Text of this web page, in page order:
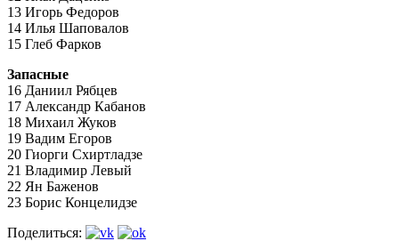
13 Игорь Федоров
14 Илья Шаповалов
15 Глеб Фарков
Запасные
16 Даниил Рябцев
17 Александр Кабанов
18 Михаил Жуков
19 Вадим Егоров
20 Гиорги Схиртладзе
21 Владимир Левый
22 Ян Баженов
23 Борис Концелидзе
Поделиться: